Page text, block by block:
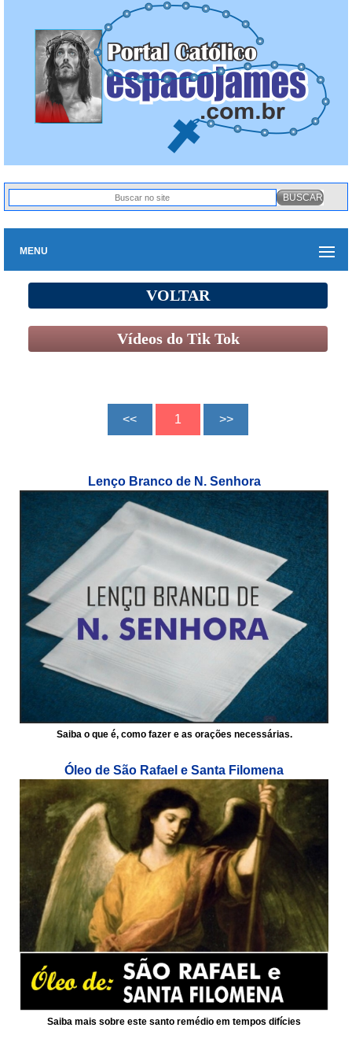
MENU
VOLTAR
Vídeos do Tik Tok
Lenço Branco de N. Senhora
Saiba o que é, como fazer e as orações necessárias.
Óleo de São Rafael e Santa Filomena
Saiba mais sobre este santo remédio em tempos difícies